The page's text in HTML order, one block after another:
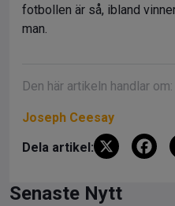
fotbollen är så, ibland
man.
Den här artikeln handlar om:
Joseph Ceesay
Dela artikel:
X
F
Senaste Nytt